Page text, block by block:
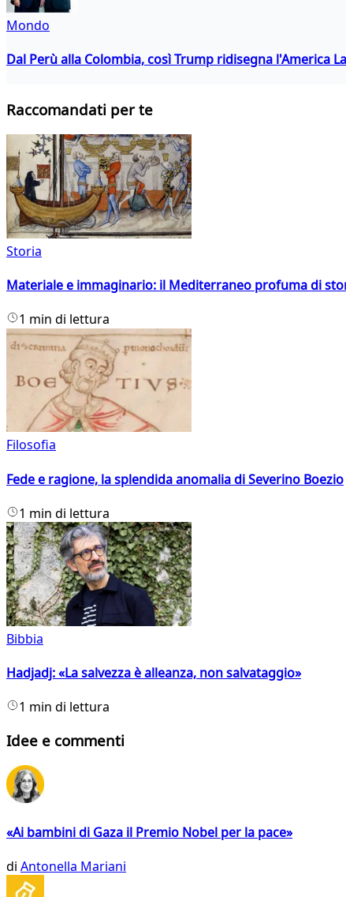
Mondo
Dal Perù alla Colombia, così Trump ridisegna l'America
Raccomandati per te
Storia
Materiale e immaginario: il Mediterraneo profuma di
1 min di lettura
Filosofia
Fede e ragione, la splendida anomalia di Severino Boezio
1 min di lettura
Bibbia
Hadjadj: «La salvezza è alleanza, non salvataggio»
1 min di lettura
Idee e commenti
«Ai bambini di Gaza il Premio Nobel per la pace»
di Antonella Mariani